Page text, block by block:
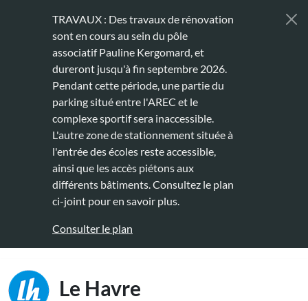
TRAVAUX : Des travaux de rénovation
sont en cours au sein du pôle
associatif Pauline Kergomard, et
dureront jusqu'à fin septembre 2026.
Pendant cette période, une partie du
parking situé entre l'AREC et le
complexe sportif sera inaccessible.
L'autre zone de stationnement située à
l'entrée des écoles reste accessible,
ainsi que les accès piétons aux
différents bâtiments. Consultez le plan
ci-joint pour en savoir plus.
Consulter le plan
Le Havre